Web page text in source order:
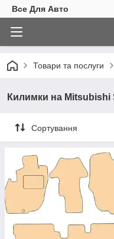
Все Для Авто
Товари та послуги
Килимки на Mitsubishi
Сортування